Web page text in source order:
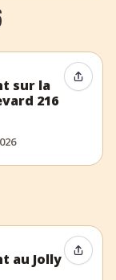
sur la
216
au Jolly